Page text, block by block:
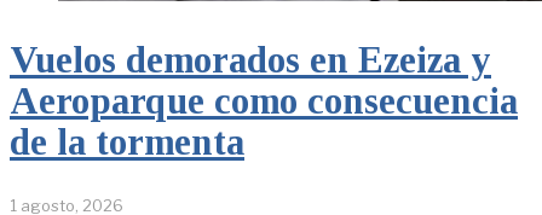
Vuelos demorados en Ezeiza y
Aeroparque como consecuencia
de la tormenta
1 agosto, 2026